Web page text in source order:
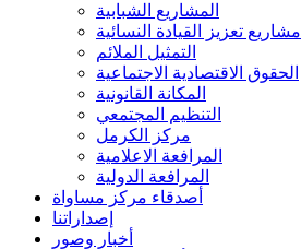
المشاريع الشبابية
مشاريع تعزيز القيادة النسائية
التمثيل الملائم
الحقوق الاقتصادية الاجتماعية
المكانة القانونية
التنظيم المجتمعي
مركز الكرمل
المرافعة الاعلامية
المرافعة الدولية
أصدقاء مركز مساواة
إصداراتنا
أخبار وصور